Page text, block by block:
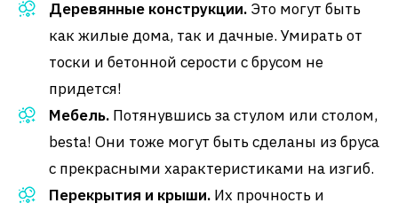
Деревянные конструкции. Это могут быть
как жилые дома, так и дачные. Умирать от
тоски и бетонной серости с брусом не
придется!
Мебель. Потянувшись за стулом или столом,
besta! Они тоже могут быть сделаны из бруса
с прекрасными характеристиками на изгиб.
Перекрытия и крыши. Их прочность и